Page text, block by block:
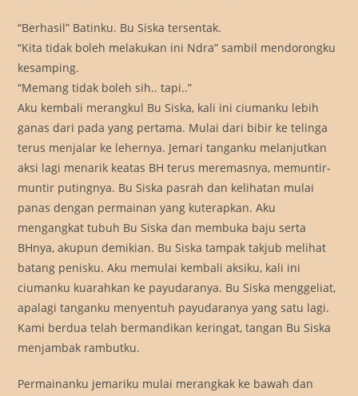
“Berhasil” Batinku. Bu Siska tersentak.
“Kita tidak boleh melakukan ini Ndra” sambil mendorongku
kesamping.
“Memang tidak boleh sih.. tapi..”
Aku kembali merangkul Bu Siska, kali ini ciumanku lebih
ganas dari pada yang pertama. Mulai dari bibir ke telinga
terus menjalar ke lehernya. Jemari tanganku melanjutkan
aksi lagi menarik keatas BH terus meremasnya, memuntir-
muntir putingnya. Bu Siska pasrah dan kelihatan mulai
panas dengan permainan yang kuterapkan. Aku
mengangkat tubuh Bu Siska dan membuka baju serta
BHnya, akupun demikian. Bu Siska tampak takjub melihat
batang penisku. Aku memulai kembali aksiku, kali ini
ciumanku kuarahkan ke payudaranya. Bu Siska menggeliat,
apalagi tanganku menyentuh payudaranya yang satu lagi.
Kami berdua telah bermandikan keringat, tangan Bu Siska
menjambak rambutku.
Permainanku jemariku mulai merangkak ke bawah dan